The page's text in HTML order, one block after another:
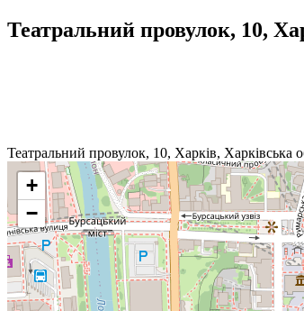
Театральний провулок, 10,
Театральний провулок, 10, Харків, Харківська
+
−